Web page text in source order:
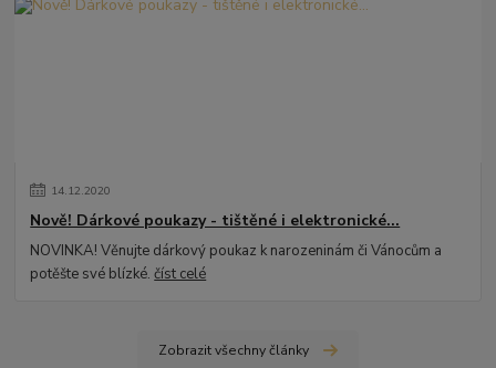
14.12.2020
Nově! Dárkové poukazy - tištěné i elektronické...
NOVINKA! Věnujte dárkový poukaz k narozeninám či Vánocům a
potěšte své blízké.číst celé
Zobrazit všechny články